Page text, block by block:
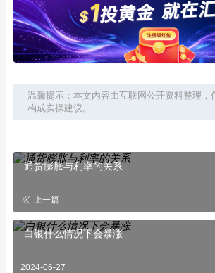
温馨提示：本文内容由互联网公开资料整理，
构成实操建议。
通货膨胀与利率的关系
上一篇
白银什么情况下会暴涨
2024-06-27